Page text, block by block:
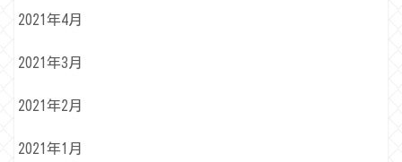
2021年4月
2021年3月
2021年2月
2021年1月